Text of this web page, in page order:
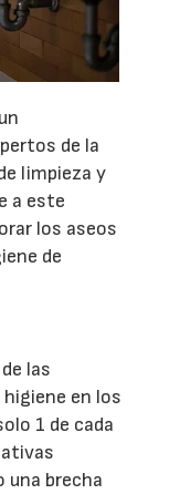
de la
limpieza y
a este
los aseos
de
las
en los
1 de cada
una brecha